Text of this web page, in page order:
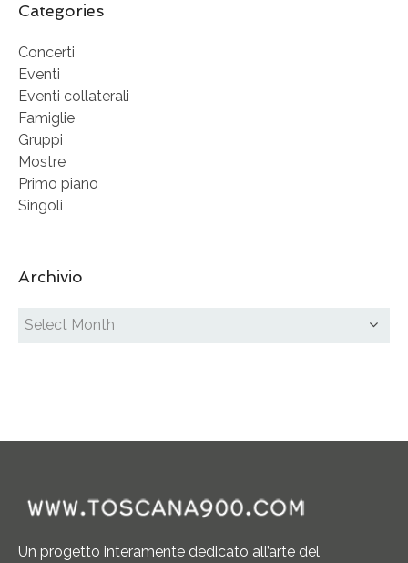
Categories
Concerti
Eventi
Eventi collaterali
Famiglie
Gruppi
Mostre
Primo piano
Singoli
Archivio
Un progetto interamente dedicato all’arte del